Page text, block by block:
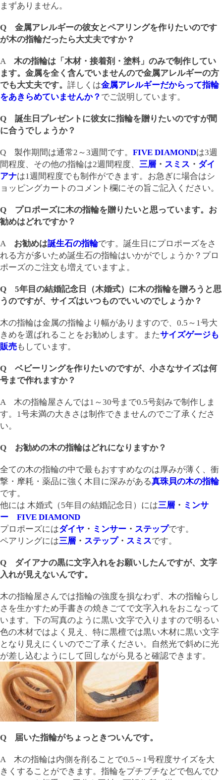
まずありません。
Q 金属アレルギーの彼女とペアリングを作りたいのです
が木の指輪だったら大丈夫ですか？
A 木の指輪は「木材・接着剤・塗料」のみで制作してい
ます。金属を全く含んでいませんので金属アレルギーの方
でも大丈夫です。 詳しくは金属アレルギーだからって指輪
をあきらめていませんか？ でご説明しています。
Q 誕生日プレゼントに彼女に指輪を贈りたいのですが間
に合うでしょうか？
Q 製作期間は通常2～3週間です。 FIVE DIAMONDは3週
間程度、その他の指輪は2週間程度、 三層 ・ スミス ・ ダイ
アナは1週間程度でも制作ができます。お急ぎに場合はシ
ョッピングカートのコメント欄にその旨ご記入ください。
Q プロポーズに木の指輪を贈りたいと思っています。お
勧めはどれですか？
A お勧めは誕生石の指輪です。誕生日にプロポーズをさ
れる方が多いため誕生石の指輪はいかがでしょうか？プロ
ポーズのご注文も増えていますよ。
Q 5年目の結婚記念日（木婚式）に木の指輪を贈ろうと思
うのですが、サイズはいつものでいいのでしょうか？
木の指輪は金属の指輪より幅がありますので、0.5～1号大
きめを選ばれることをお勧めします。またサイズゲージも
販売もしています。
Q ベビーリングを作りたいのですが、小さなサイズは何
号まで作れますか？
A 木の指輪屋さんでは1～30号まで0.5号刻みで制作しま
す。1号未満の大きさは制作できませんのでご了承くださ
い。
Q お勧めの木の指輪はどれになりますか？
全ての木の指輪の中で最もおすすめなのは厚みが薄く、衝
撃・摩耗・薬品に強く木目に深みがある真珠貝の木の指輪
です。
他には 木婚式（5年目の結婚記念日）には三層 ・ ミンサ
ー
FIVE DIAMOND
プロポーズにはダイヤ ・ ミンサー ・ ステップです。
ペアリングには三層 ・ ステップ・ スミスです。
Q ダイアナの黒に文字入れをお願いしたんですが、文字
入れが見えないんです。
木の指輪屋さんでは指輪の強度を損なわず、木の指輪らし
さを生かすため手書きの焼きごてで文字入れをおこなって
います。下の写真のように黒い文字で入りますので明るい
色の木材ではよく見え、特に黒檀では黒い木材に黒い文字
となり見えにくいのでご了承ください。自然光で斜めに光
が差し込むようにして回しながら見ると確認できます。
Q 届いた指輪がちょっときついんです。
A 木の指輪は内側を削ることで0.5～1号程度サイズを大
きくすることができます。指輪をプチプチなどで包んでひ